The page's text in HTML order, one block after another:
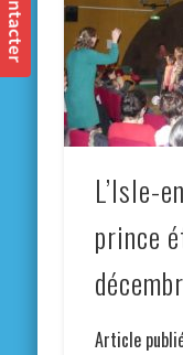
L’Isle-
prince
Article